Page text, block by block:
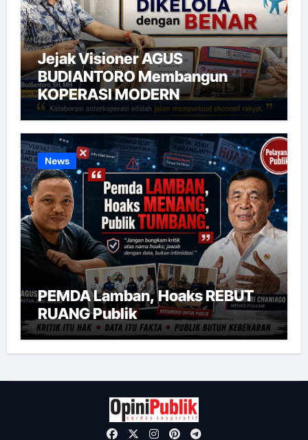
Jejak Visioner AGUS
BUDIANTORO Membangun
KOPERASI MODERN
News
PEMDA Lamban, Hoaks REBUT
RUANG Publik